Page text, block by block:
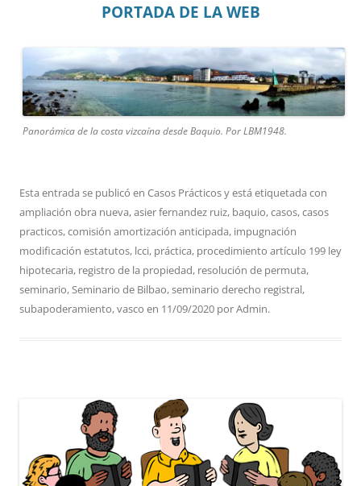
PORTADA DE LA WEB
Panorámica de la costa vizcaína desde Baquio. Por LBM1948.
Esta entrada se publicó en Casos Prácticosy está etiquetada con
ampliación obra nueva,asier fernandez ruiz, baquio,casos,casos
practicos,comisión amortización anticipada, impugnación
modificación estatutos, lcci, práctica, procedimiento artículo 199 ley
hipotecaria, registro de la propiedad, resolución de permuta,
seminario,Seminario de Bilbao,seminario derecho registral,
subapoderamiento,vasco en 11/09/2020 porAdmin.